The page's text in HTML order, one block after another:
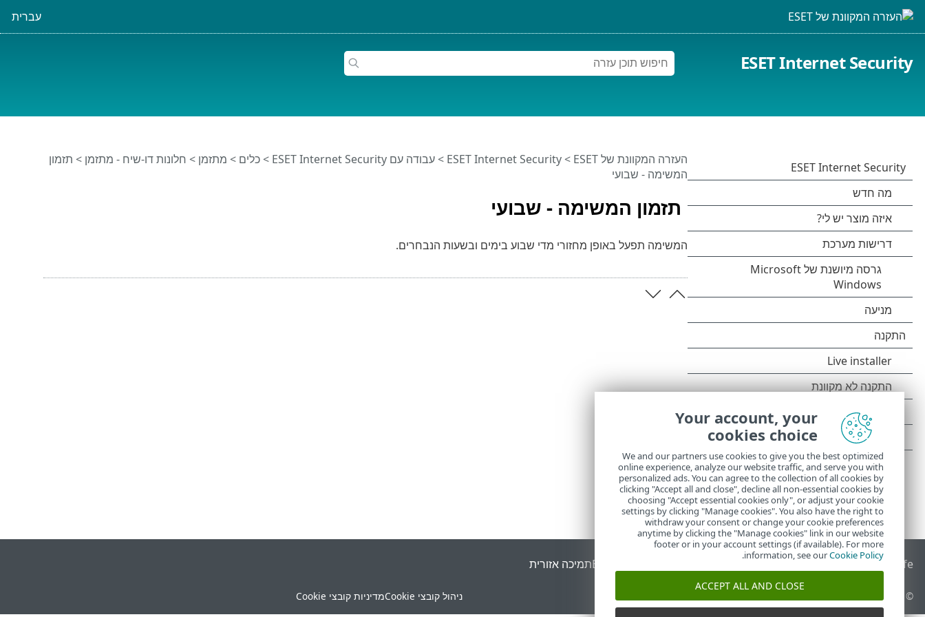
עברית
ESET Internet Security
תזמון המשימה - שבועי
העזרה המקוונת של ESET >
ESET Internet Security
>עבודה עם ESET Internet Security >כלים > מתזמן > חלונות דו-שיח - מתזמן > תזמון
המשימה - שבועי
המשימה תפעל באופן מחזורי מדי שבוע בימים ובשעות הנבחרים.
End of Life מאגר הידע של ESET ESET Status Portalתמיכה אזורית
© 1992 - 2025 ESET, spol. s r.o.‎ - כל הזכויות שמורות. ניהול קובצי Cookie מדיניות קובצי Cookie
Your account, your
cookies choice
We and our partners use cookies to give you the best optimized
online experience, analyze our website traffic, and serve you with
personalized ads. You can agree to the collection of all cookies by
clicking "Accept all and close", decline all non-essential cookies by
choosing "Accept essential cookies only", or adjust your cookie
settings by clicking "Manage cookies". You also have the right to
withdraw your consent or change your cookie preferences
anytime by clicking the "Manage cookies" link in our website
footer or in your account settings (if available). For more
information, see ourCookie Policy
.
ACCEPT ALL AND CLOSE